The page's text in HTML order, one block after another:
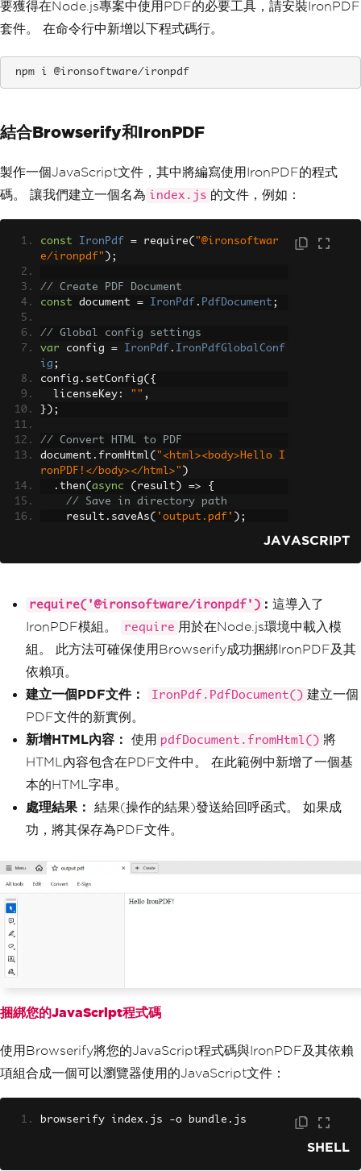
要獲得在Node.js專案中使用PDF的必要工具，請安裝IronPDF
套件。 在命令行中新增以下程式碼行。
npm i @ironsoftware/ironpdf
結合Browserify和IronPDF
製作一個JavaScript文件，其中將編寫使用IronPDF的程式
碼。 讓我們建立一個名為 index.js 的文件，例如：
const IronPdf = require( "@ironsoftwar
e/ironpdf" );
// Create PDF Document
const document = IronPdf . PdfDocument ;
// Global config settings
var config = IronPdf . IronPdfGlobalConf
ig ;
config . setConfig({
  licenseKey
: "" ,
});
// Convert HTML to PDF
document . fromHtml( "<html><body>Hello I
ronPDF!</body></html>" )
. then( async ( result ) =>
{
// Save in directory path
    result
. saveAs( 'output.pdf' );
    console
.log(r);
JAVASCRIPT
require('@ironsoftware/ironpdf') : 這導入了
IronPDF模組。
require 用於在Node.js環境中載入模
組。 此方法可確保使用Browserify成功捆綁IronPDF及其
依賴項。
建立一個PDF文件：
IronPdf.PdfDocument() 建立一個
PDF文件的新實例。
新增HTML內容：
使用 pdfDocument.fromHtml() 將
HTML內容包含在PDF文件中。 在此範例中新增了一個基
本的HTML字串。
處理結果：
結果(操作的結果)發送給回呼函式。 如果成
功，將其保存為PDF文件。
捆綁您的JavaScript程式碼
使用Browserify將您的JavaScript程式碼與IronPDF及其依賴
項組合成一個可以瀏覽器使用的JavaScript文件：
browserify index . js -o bundle . js
SHELL